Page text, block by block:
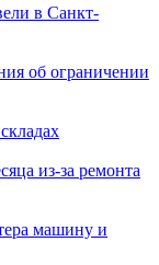
в Санкт-
об ограничении
из-за ремонта
машину и